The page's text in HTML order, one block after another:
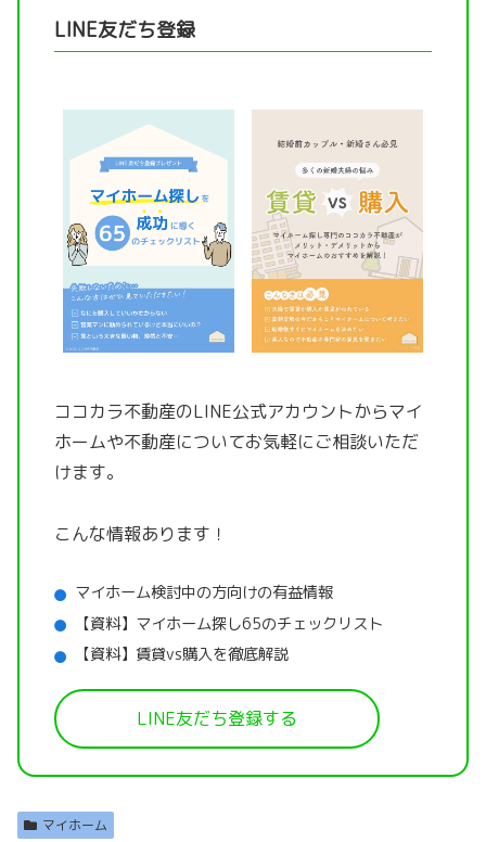
LINE友だち登録
ココカラ不動産のLINE公式アカウントからマイ
ホームや不動産についてお気軽にご相談いただ
けます。
こんな情報あります！
マイホーム検討中の方向けの有益情報
【資料】マイホーム探し65のチェックリスト
【資料】賃貸vs購入を徹底解説
LINE友だち登録する
マイホーム